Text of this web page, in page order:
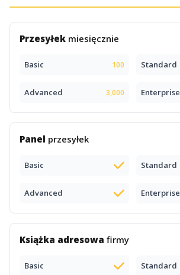
Przesyłek miesięcznie
Basic 100 Standard
Advanced 3,000 Enterprise
Panel przesyłek
Basic Standard
Advanced Enterprise
Książka adresowa firmy
Basic Standard